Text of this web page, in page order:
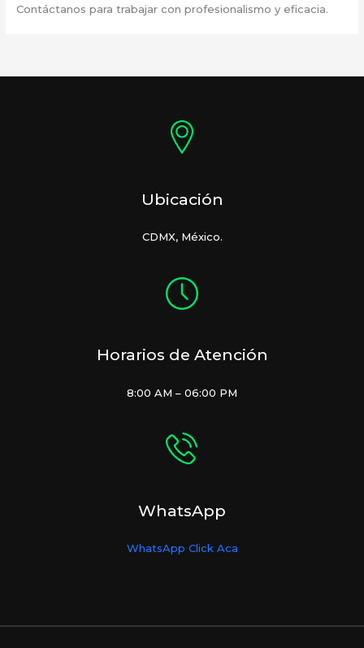
Contáctanos para trabajar con profesionalismo y eficacia.
Ubicación
CDMX, México.
Horarios de Atención
8:00 AM – 06:00 PM
WhatsApp
WhatsApp Click Aca